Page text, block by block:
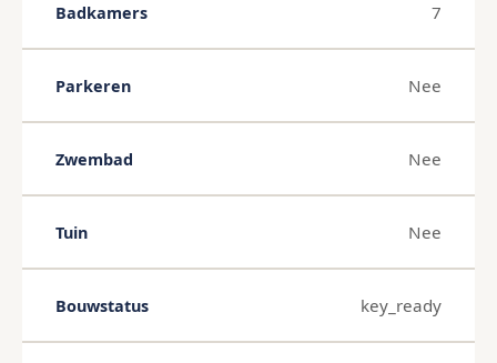
Badkamers 7
Parkeren Nee
Zwembad Nee
Tuin Nee
Bouwstatus key_ready